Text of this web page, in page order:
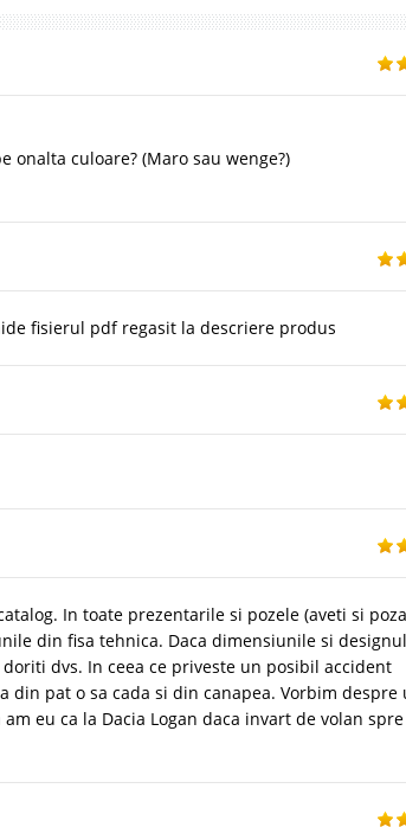
onalta culoare? (Maro sau wenge?)
fisierul pdf regasit la descriere produs
In toate prezentarile si pozele (aveti si poza
din fisa tehnica. Daca dimensiunile si designul
dvs. In ceea ce priveste un posibil accident
din pat o sa cada si din canapea. Vorbim despre
eu ca la Dacia Logan daca invart de volan spre